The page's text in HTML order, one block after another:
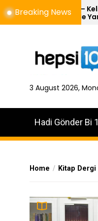
Skip
to
Breaking News
– Kelimenin Gücü
Yankılanacak!”
3 August 2026,
Hadi Gönder Bi
Home Kitap Dergi